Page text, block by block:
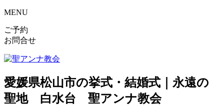
MENU
ご予約
お問合せ
愛媛県松山市の挙式・結婚式｜永遠の
聖地 白水台 聖アンナ教会